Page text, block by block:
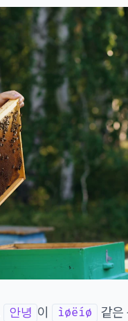
안녕 이 ìøëíø
같은